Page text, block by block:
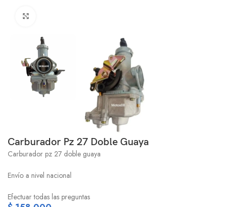
Carburador Pz 27 Doble Guaya
Carburador pz 27 doble guaya
Envío a nivel nacional
Efectuar todas las preguntas